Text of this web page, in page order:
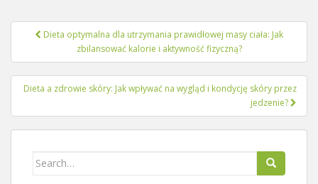
Nawigacja
Dieta optymalna dla utrzymania prawidłowej masy ciała: Jak
zbilansować kalorie i aktywność fizyczną?
Dieta a zdrowie skóry: Jak wpływać na wygląd i kondycję skóry przez
jedzenie?
Search